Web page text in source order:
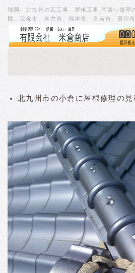
福岡、北九州の瓦工事、屋根工事,雨漏り修理
郡、宗像市、直方市、福津市、宮若市、田川
北九州市の小倉に屋根修理の見